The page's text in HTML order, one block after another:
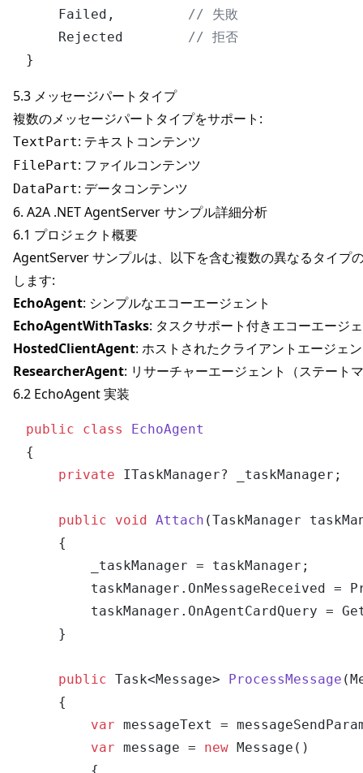
    Failed,
// 失敗
    Rejected
// 拒否
5.3 メッセージパートタイプ
複数のメッセージパートタイプをサポート:
TextPart: テキストコンテンツ
FilePart: ファイルコンテンツ
DataPart: データコンテンツ
6. A2A .NET AgentServer サンプル詳細分析
6.1 プロジェクト概要
AgentServer サンプルは、以下を含む複数の異なるタイプ
します:
EchoAgent: シンプルなエコーエージェント
EchoAgentWithTasks: タスクサポート付きエコーエージ
HostedClientAgent: ホストされたクライアントエージェ
ResearcherAgent: リサーチャーエージェント（ステート
6.2 EchoAgent 実装
public class
EchoAgent
{
private ITaskManager? _taskManager;
public void Attach (TaskManager
    {
        _taskManager = taskManager;
taskManager.OnMessageReceived =
taskManager.OnAgentCardQuery =
    }
public Task<Message> ProcessMessage (
    {
var messageText =
var message = new Message()
        {